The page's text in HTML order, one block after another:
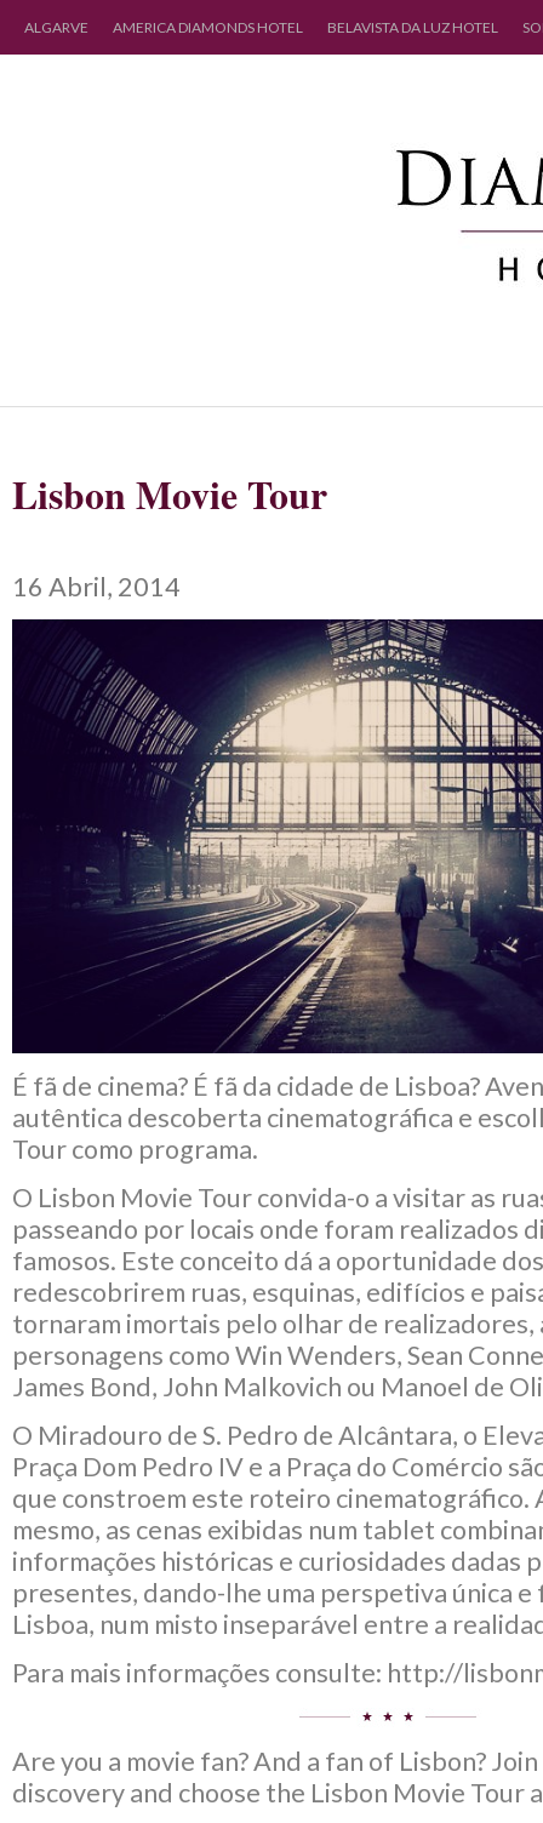
ALGARVE AMERICA DIAMONDS HOTEL BELAVISTA DA LUZ HOTEL
Lisbon Movie Tour
16 Abril, 2014
É fã de cinema? É fã da cidade de Lisboa?
autêntica descoberta cinematográfica e
Tour como programa.
O Lisbon Movie Tour convida-o a visitar as
passeando por locais onde foram realizados
famosos. Este conceito dá a oportunidade
redescobrirem ruas, esquinas, edifícios e
tornaram imortais pelo olhar de realizadores,
personagens como Win Wenders, Sean
James Bond, John Malkovich ou Manoel de
O Miradouro de S. Pedro de Alcântara, o
Praça Dom Pedro IV e a Praça do Comércio
que constroem este roteiro cinematográfico.
mesmo, as cenas exibidas num tablet
informações históricas e curiosidades dadas
presentes, dando-lhe uma perspetiva única
Lisboa, num misto inseparável entre a
Para mais informações consulte: http://
Are you a movie fan? And a fan of Lisbon?
discovery and choose the Lisbon Movie Tour